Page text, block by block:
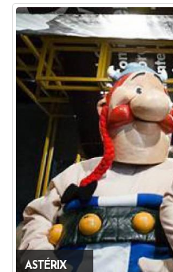
ASTÉRIX